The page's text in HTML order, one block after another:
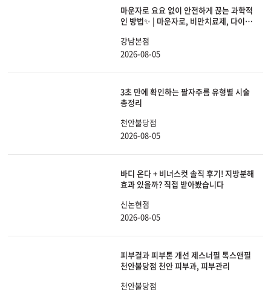
마운자로 요요 없이 안전하게 끊는 과학적
인 방법✨ | 마운자로, 비만치료제, 다이어
강남본점
2026-08-05
3초 만에 확인하는 팔자주름 유형별 시술
총정리
천안불당점
2026-08-05
바디 온다 + 비너스컷 솔직 후기! 지방분해
효과 있을까? 직접 받아봤습니다
신논현점
2026-08-05
피부결과 피부톤 개선 제스너필 톡스앤필
천안불당점 천안 피부과, 피부관리
천안불당점